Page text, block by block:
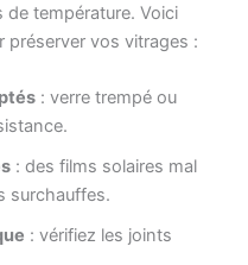
température. Voici
préserver vos vitrages :
: verre trempé ou
: des films solaires mal
surchauffes.
: vérifiez les joints